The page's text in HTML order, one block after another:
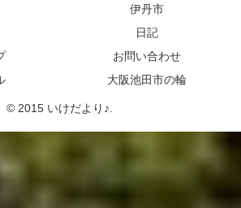
伊丹市
日記
お問い合わせ
大阪池田市の輪
© 2015 いけだより♪.